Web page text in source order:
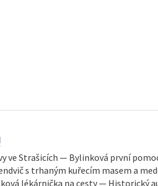
ve Strašicích — Bylinková první
s trhaným kuřecím masem a
lékárnička na cesty — Historický